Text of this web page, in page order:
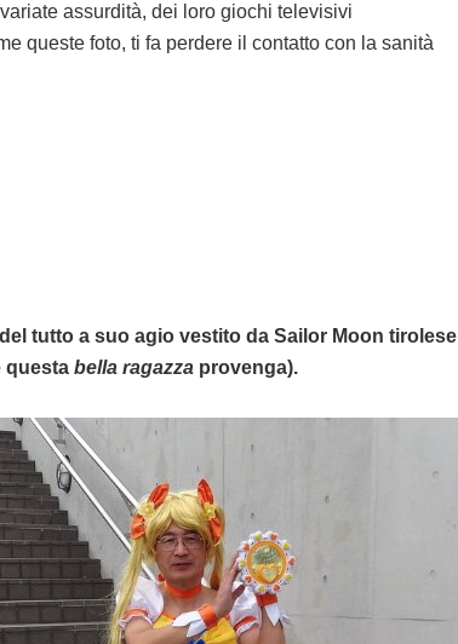
assurdità, dei loro giochi televisivi
queste foto, ti fa perdere il contatto con la sanità
tutto a suo agio vestito da Sailor Moon tirolese
questa bella ragazza provenga).